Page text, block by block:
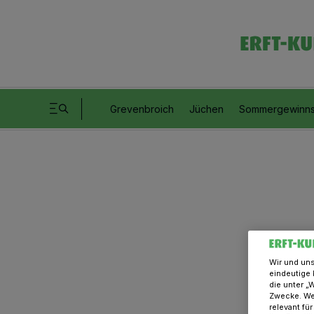
Grevenbroich Jüchen
Wir und
eindeutige
die unter
Zwecke.
relevant